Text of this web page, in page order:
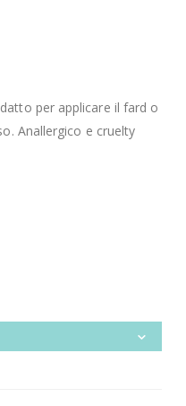
per applicare il fard o
Anallergico e cruelty